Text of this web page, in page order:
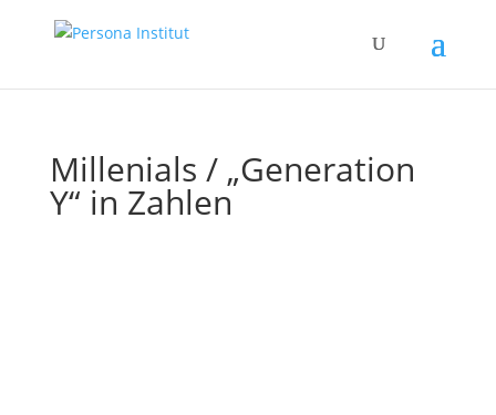
Millenials / „Generation
Y“ in Zahlen